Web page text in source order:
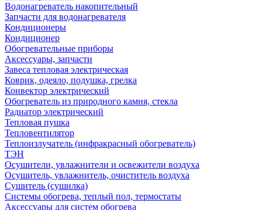
Водонагреватель накопительный
Запчасти для водонагревателя
Кондиционеры
Кондиционер
Обогревательные приборы
Аксессуары, запчасти
Завеса тепловая электрическая
Коврик, одеяло, подушка, грелка
Конвектор электрический
Обогреватель из природного камня, стекла
Радиатор электрический
Тепловая пушка
Тепловентилятор
Теплоизлучатель (инфракрасный обогреватель)
ТЭН
Осушители, увлажнители и освежители воздуха
Осушитель, увлажнитель, очиститель воздуха
Сушитель (сушилка)
Системы обогрева, теплый пол, термостаты
Аксессуары для систем обогрева